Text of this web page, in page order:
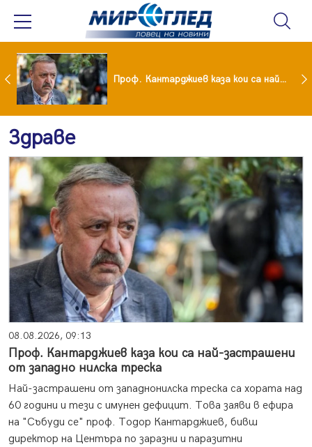
Учени: Земята се затопля с рекордни темпове Проф. Кантарджиев каза кои са най-застрашени от западно нилска треска
Здраве
08.08.2026, 09:13
Проф. Кантарджиев каза кои са най-застрашени
от западно нилска треска
Най-застрашени от западнонилска треска са хората над
60 години и тези с имунен дефицит. Това заяви в ефира
на "Събуди се" проф. Тодор Кантарджиев, бивш
директор на Центъра по заразни и паразитни